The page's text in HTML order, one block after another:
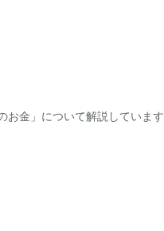
金」について解説しています